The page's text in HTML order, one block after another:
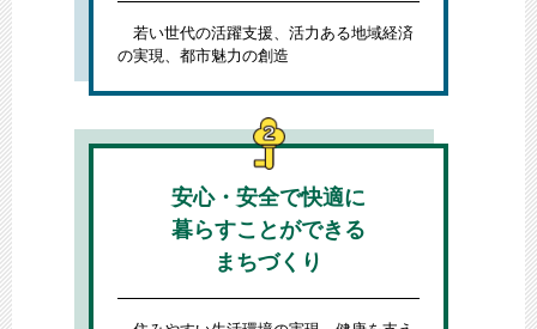
若い世代の活躍支援、活力ある地域経済
の実現、都市魅力の創造
安心・安全で快適に
暮らすことができる
まちづくり